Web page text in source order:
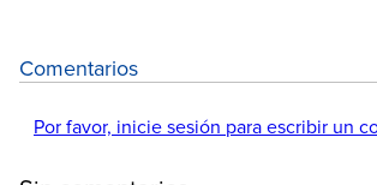
Comentarios
Por favor, inicie sesión para escribir un